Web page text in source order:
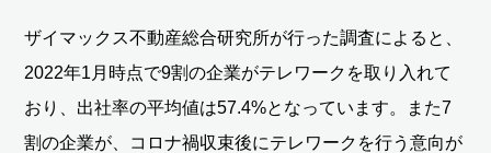
ザイマックス不動産総合研究所が行った調査によると、
2022年1月時点で9割の企業がテレワークを取り入れて
おり、出社率の平均値は57.4%となっています。また7
割の企業が、コロナ禍収束後にテレワークを行う意向が